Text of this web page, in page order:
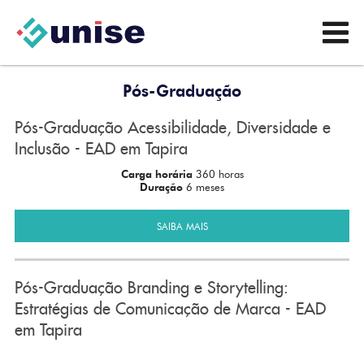
Pós-Graduação
Pós-Graduação Acessibilidade, Diversidade e
Inclusão - EAD em Tapira
Carga horária 360 horas
Duração 6 meses
SAIBA MAIS
Pós-Graduação Branding e Storytelling:
Estratégias de Comunicação de Marca - EAD
em Tapira